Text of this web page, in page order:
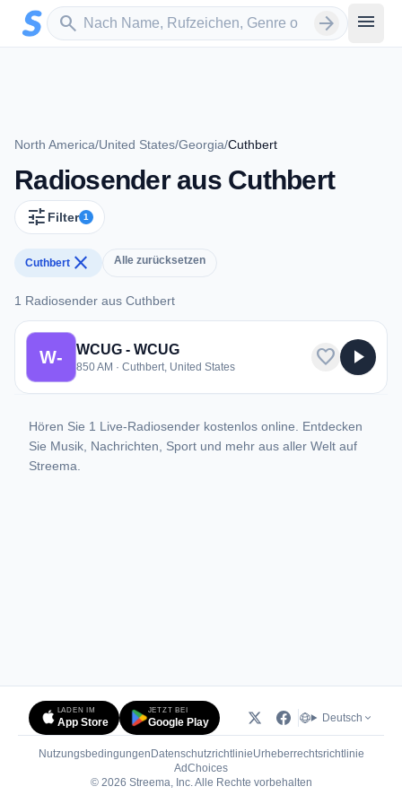
Zum Hauptinhalt springen
search
Sender suchen arrow_forward menu
North America/United States/Georgia/Cuthbert
Radiosender aus Cuthbert
tune Filter 1
Cuthbert close Alle zurücksetzen
1 Radiosender aus Cuthbert
1 Radiosender aus Cuthbert
W- WCUG - WCUG
850 AM · Cuthbert, United States favorite play_arrow
Hören Sie 1 Live-Radiosender kostenlos online. Entdecken
Sie Musik, Nachrichten, Sport und mehr aus aller Welt auf
Streema.
LADEN IM
App Store
JETZT BEI
Google Play Deutsch
Nutzungsbedingungen DatenschutzrichtlinieUrheberrechtsrichtlinie
AdChoices(öffnet in neuem Tab)
© 2026 Streema, Inc. Alle Rechte vorbehalten